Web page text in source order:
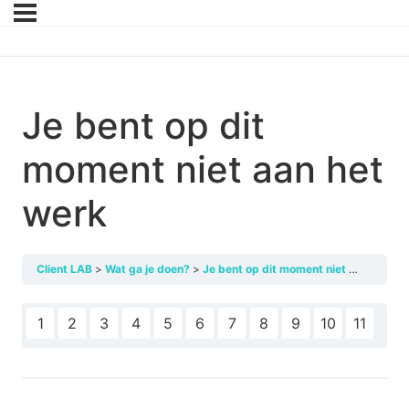
Je bent op dit
moment niet aan het
werk
Client LAB Wat ga je doen? Je bent op dit moment niet aan het werk
1 2 3 4 5 6 7 8 9 10 11